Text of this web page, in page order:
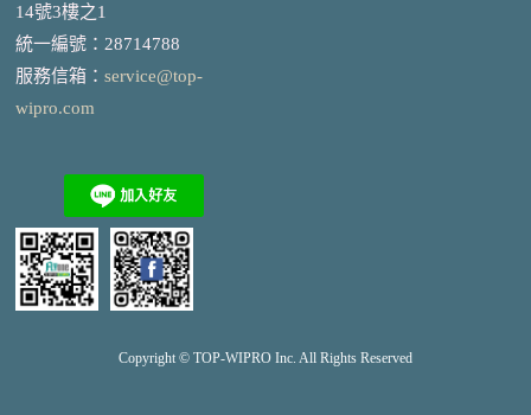
14號3樓之1
統一編號 ： 28714788
服務信箱： service@top-
wipro.com
Copyright © TOP-WIPRO Inc. All Rights Reserved